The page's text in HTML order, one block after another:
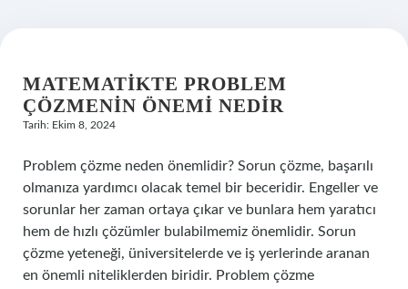
MATEMATIKTE PROBLEM
ÇÖZMENIN ÖNEMI NEDIR
Tarih: Ekim 8, 2024
Problem çözme neden önemlidir? Sorun çözme, başarılı
olmanıza yardımcı olacak temel bir beceridir. Engeller ve
sorunlar her zaman ortaya çıkar ve bunlara hem yaratıcı
hem de hızlı çözümler bulabilmemiz önemlidir. Sorun
çözme yeteneği, üniversitelerde ve iş yerlerinde aranan
en önemli niteliklerden biridir. Problem çözme